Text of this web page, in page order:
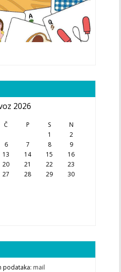
2026
Č P S N
1
2
6 7 8
9
13 14 15
16
20 21 22
23
27 28 29
30
podataka: mail